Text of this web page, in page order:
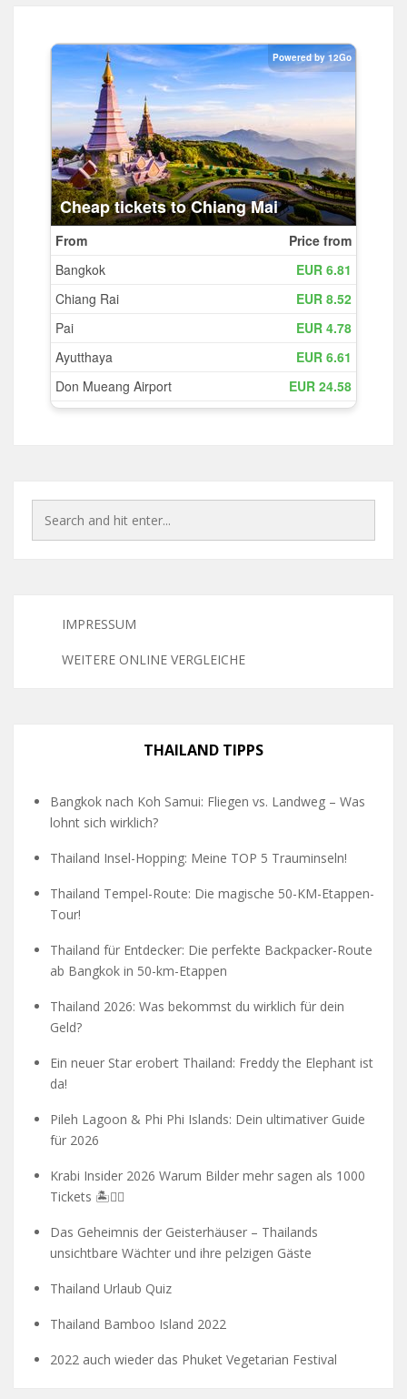
IMPRESSUM
WEITERE ONLINE VERGLEICHE
THAILAND TIPPS
Bangkok nach Koh Samui: Fliegen vs. Landweg – Was
lohnt sich wirklich?
Thailand Insel-Hopping: Meine TOP 5 Trauminseln!
Thailand Tempel-Route: Die magische 50-KM-Etappen-
Tour!
Thailand für Entdecker: Die perfekte Backpacker-Route
ab Bangkok in 50-km-Etappen
Thailand 2026: Was bekommst du wirklich für dein
Geld?
Ein neuer Star erobert Thailand: Freddy the Elephant ist
da!
Pileh Lagoon & Phi Phi Islands: Dein ultimativer Guide
für 2026
Krabi Insider 2026 Warum Bilder mehr sagen als 1000
Tickets 🏝️🧗‍♂️
Das Geheimnis der Geisterhäuser – Thailands
unsichtbare Wächter und ihre pelzigen Gäste
Thailand Urlaub Quiz
Thailand Bamboo Island 2022
2022 auch wieder das Phuket Vegetarian Festival